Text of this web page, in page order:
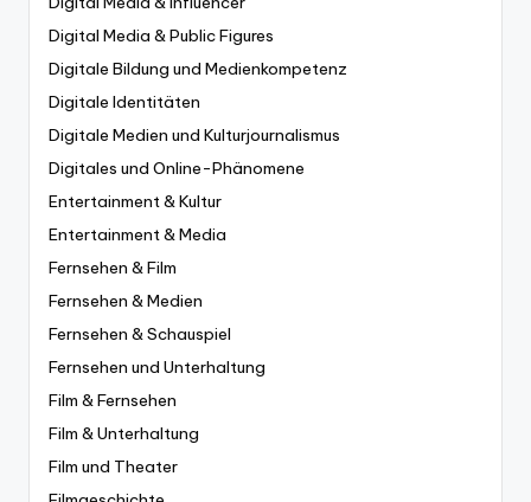
Digital Media & Public Figures
Digitale Bildung und Medienkompetenz
Digitale Identitäten
Digitale Medien und Kulturjournalismus
Digitales und Online-Phänomene
Entertainment & Kultur
Entertainment & Media
Fernsehen & Film
Fernsehen & Medien
Fernsehen & Schauspiel
Fernsehen und Unterhaltung
Film & Fernsehen
Film & Unterhaltung
Film und Theater